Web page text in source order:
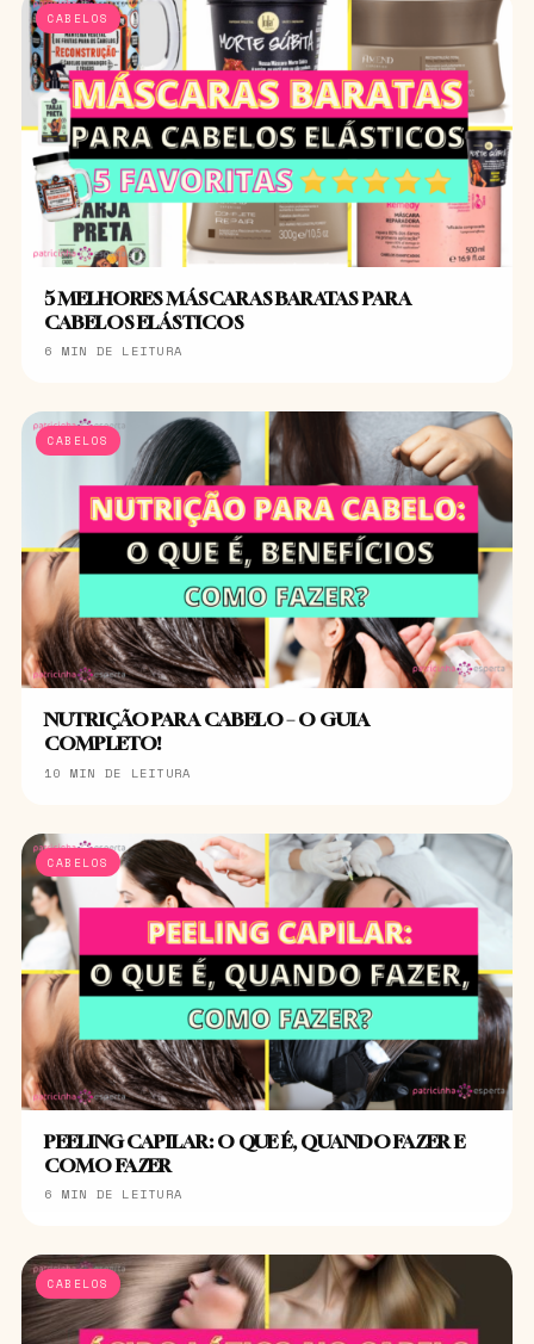
CABELOS
5 MELHORES MÁSCARAS BARATAS PARA
CABELOS ELÁSTICOS
6 MIN DE LEITURA
CABELOS
NUTRIÇÃO PARA CABELO – O GUIA
COMPLETO!
10 MIN DE LEITURA
CABELOS
PEELING CAPILAR: O QUE É, QUANDO FAZER E
COMO FAZER
6 MIN DE LEITURA
CABELOS